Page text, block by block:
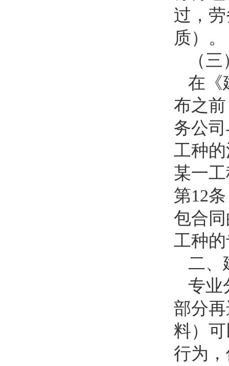
过，
质）。
（
在《
布之
务公
工种
某一
第12
包合
工种
二、
专业
部分
料）
行为